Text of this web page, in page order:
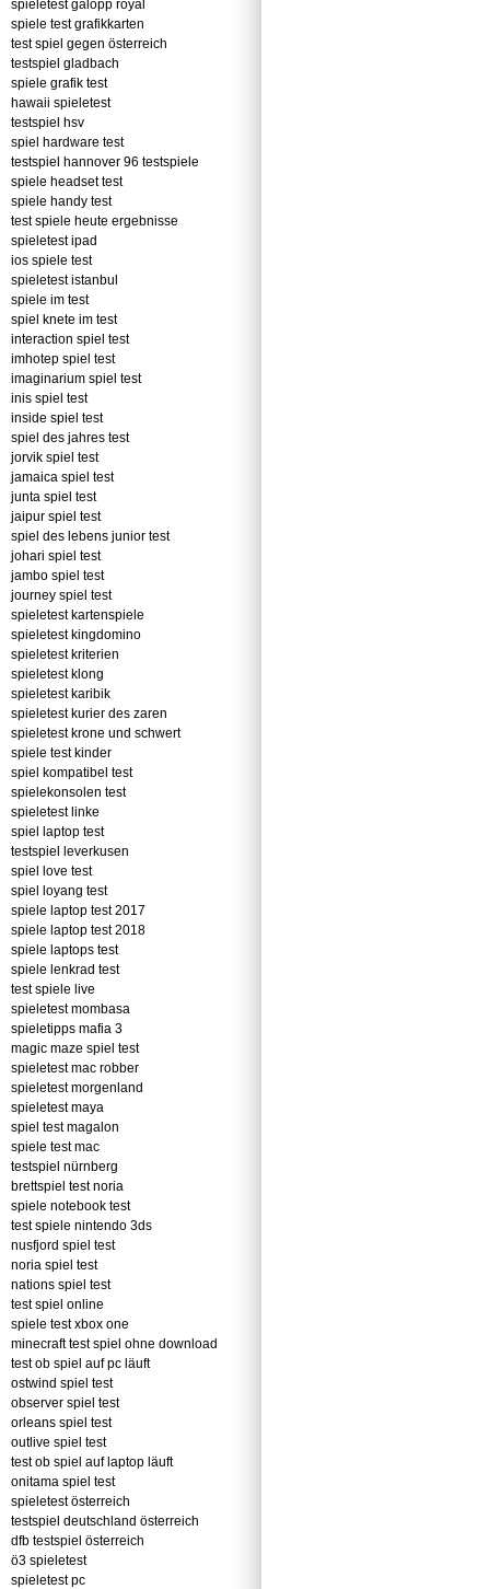
spieletest galopp royal
spiele test grafikkarten
test spiel gegen österreich
testspiel gladbach
spiele grafik test
hawaii spieletest
testspiel hsv
spiel hardware test
testspiel hannover 96 testspiele
spiele headset test
spiele handy test
test spiele heute ergebnisse
spieletest ipad
ios spiele test
spieletest istanbul
spiele im test
spiel knete im test
interaction spiel test
imhotep spiel test
imaginarium spiel test
inis spiel test
inside spiel test
spiel des jahres test
jorvik spiel test
jamaica spiel test
junta spiel test
jaipur spiel test
spiel des lebens junior test
johari spiel test
jambo spiel test
journey spiel test
spieletest kartenspiele
spieletest kingdomino
spieletest kriterien
spieletest klong
spieletest karibik
spieletest kurier des zaren
spieletest krone und schwert
spiele test kinder
spiel kompatibel test
spielekonsolen test
spieletest linke
spiel laptop test
testspiel leverkusen
spiel love test
spiel loyang test
spiele laptop test 2017
spiele laptop test 2018
spiele laptops test
spiele lenkrad test
test spiele live
spieletest mombasa
spieletipps mafia 3
magic maze spiel test
spieletest mac robber
spieletest morgenland
spieletest maya
spiel test magalon
spiele test mac
testspiel nürnberg
brettspiel test noria
spiele notebook test
test spiele nintendo 3ds
nusfjord spiel test
noria spiel test
nations spiel test
test spiel online
spiele test xbox one
minecraft test spiel ohne download
test ob spiel auf pc läuft
ostwind spiel test
observer spiel test
orleans spiel test
outlive spiel test
test ob spiel auf laptop läuft
onitama spiel test
spieletest österreich
testspiel deutschland österreich
dfb testspiel österreich
ö3 spieletest
spieletest pc